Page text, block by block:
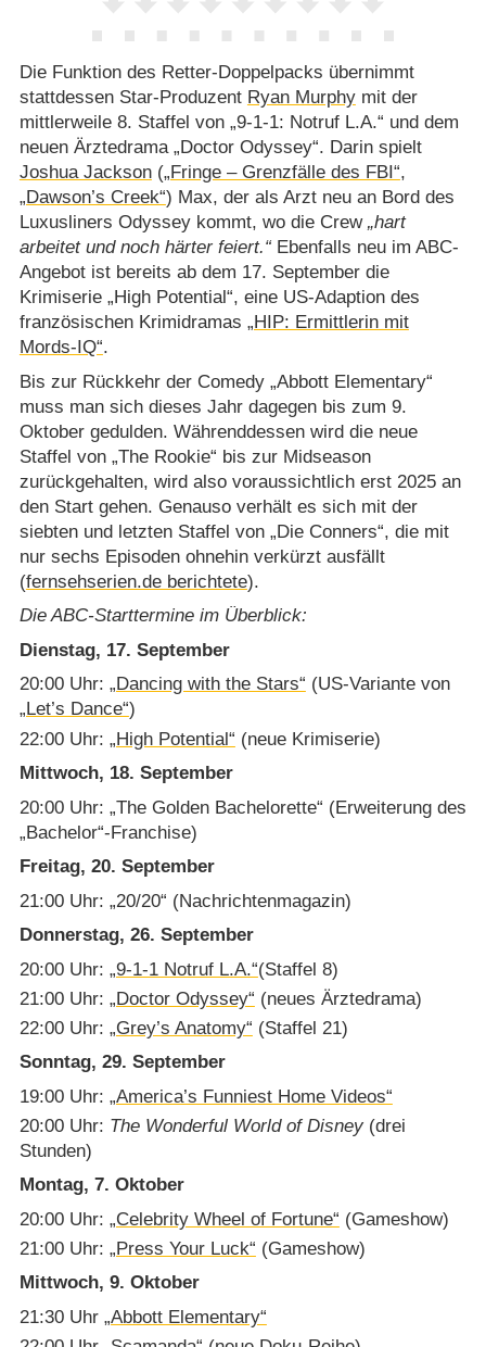
Die Funktion des Retter-Doppelpacks übernimmt
stattdessen Star-Produzent Ryan Murphymit der
mittlerweile 8. Staffel von „9-1-1: Notruf L.A.“ und dem
neuen Ärztedrama „Doctor Odyssey“. Darin spielt
Joshua Jackson(„Fringe – Grenzfälle des FBI“,
„Dawson’s Creek“) Max, der als Arzt neu an Bord des
Luxusliners Odyssey kommt, wo die Crew hart
arbeitet und noch härter feiert. Ebenfalls neu im ABC-
Angebot ist bereits ab dem 17. September die
Krimiserie „High Potential“, eine US-Adaption des
französischen Krimidramas „HIP: Ermittlerin mit
Mords-IQ“.
Bis zur Rückkehr der Comedy „Abbott Elementary“
muss man sich dieses Jahr dagegen bis zum 9.
Oktober gedulden. Währenddessen wird die neue
Staffel von „The Rookie“ bis zur Midseason
zurückgehalten, wird also voraussichtlich erst 2025 an
den Start gehen. Genauso verhält es sich mit der
siebten und letzten Staffel von „Die Conners“, die mit
nur sechs Episoden ohnehin verkürzt ausfällt
(fernsehserien.de berichtete).
Die ABC-Starttermine im Überblick:
Dienstag, 17. September
20:00 Uhr: „Dancing with the Stars“ (US-Variante von
„Let’s Dance“)
22:00 Uhr: „High Potential“ (neue Krimiserie)
Mittwoch, 18. September
20:00 Uhr: „The Golden Bachelorette“ (Erweiterung des
„Bachelor“-Franchise)
Freitag, 20. September
21:00 Uhr: „20/​20“ (Nachrichtenmagazin)
Donnerstag, 26. September
20:00 Uhr: „9-1-1 Notruf L.A.“(Staffel 8)
21:00 Uhr: „Doctor Odyssey“ (neues Ärztedrama)
22:00 Uhr: „Grey’s Anatomy“ (Staffel 21)
Sonntag, 29. September
19:00 Uhr: „America’s Funniest Home Videos“
20:00 Uhr: The Wonderful World of Disney(drei
Stunden)
Montag, 7. Oktober
20:00 Uhr: „Celebrity Wheel of Fortune“ (Gameshow)
21:00 Uhr: „Press Your Luck“ (Gameshow)
Mittwoch, 9. Oktober
21:30 Uhr „Abbott Elementary“